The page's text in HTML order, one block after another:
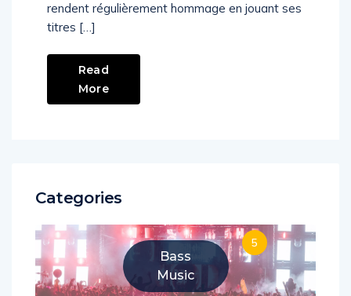
rendent régulièrement hommage en jouant ses
titres […]
Read
More
Categories
Bass
Music
5